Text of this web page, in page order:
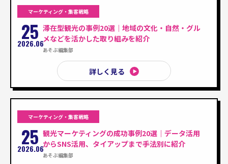
マーケティング・集客戦略
25
2026.06
滞在型観光の事例20選｜地域の文化・自然・グル
メなどを活かした取り組みを紹介
あそぶ編集部
詳しく見る
マーケティング・集客戦略
25
2026.06
観光マーケティングの成功事例20選｜データ活用
からSNS活用、タイアップまで手法別に紹介
あそぶ編集部